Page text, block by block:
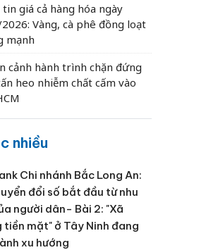
tin giá cả hàng hóa ngày
Vàng, cà phê đồng loạt
mạnh
cảnh hành trình chặn đứng
heo nhiễm chất cấm vào
nhiều
Chi nhánh Bắc Long An:
đổi số bắt đầu từ nhu
người dân- Bài 2: "Xã
tiền mặt" ở Tây Ninh đang
xu hướng